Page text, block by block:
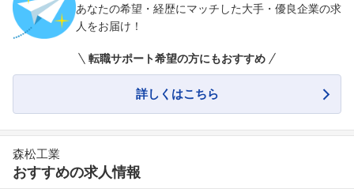
あなたの希望・経歴にマッチした大手・優良企業の求
人をお届け！
転職サポート希望の方にもおすすめ
詳しくはこちら
森松工業
おすすめの求人情報